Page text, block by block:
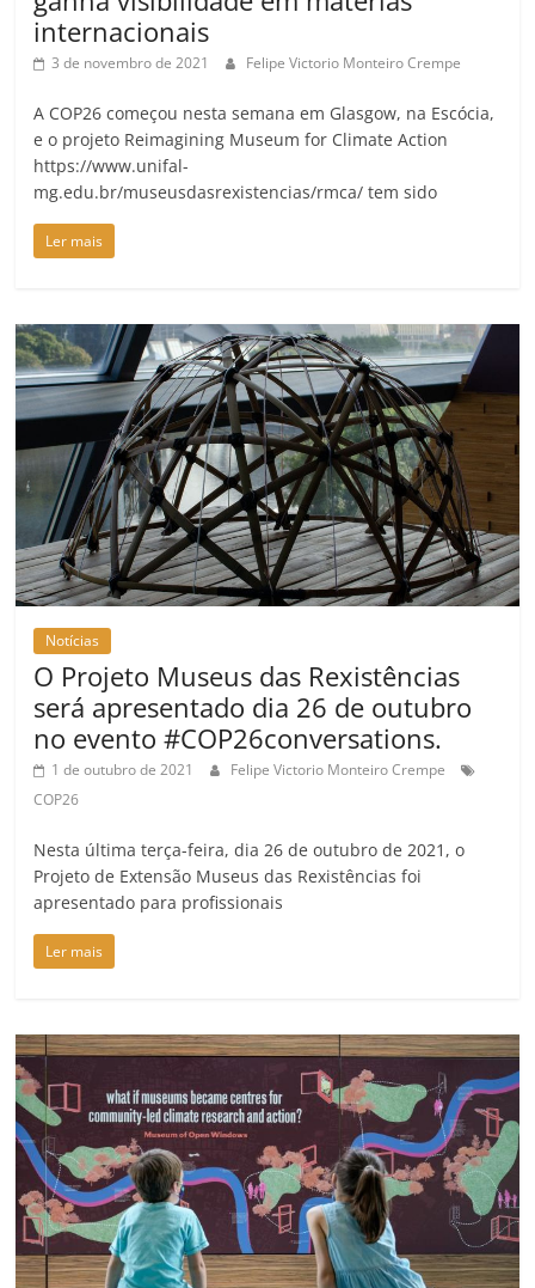
internacionais
3 de novembro de 2021 Felipe Victorio Monteiro Crempe
A COP26 começou nesta semana em Glasgow, na Escócia,
e o projeto Reimagining Museum for Climate Action
https://www.unifal-
mg.edu.br/museusdasrexistencias/rmca/ tem sido
Ler mais
Notícias
O Projeto Museus das Rexistências
será apresentado dia 26 de outubro
no evento #COP26conversations.
1 de outubro de 2021
Felipe Victorio Monteiro Crempe
COP26
Nesta última terça-feira, dia 26 de outubro de 2021, o
Projeto de Extensão Museus das Rexistências foi
apresentado para profissionais
Ler mais